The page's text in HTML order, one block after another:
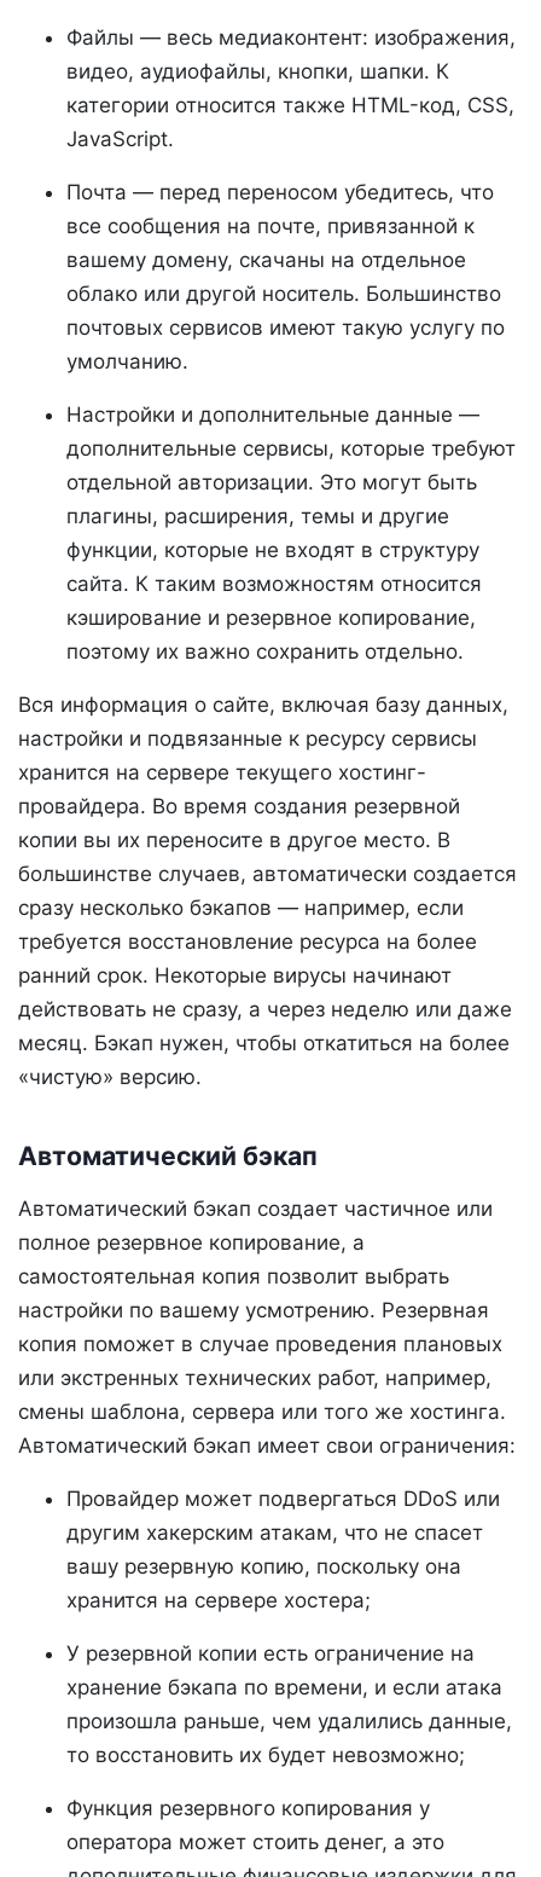
Файлы — весь медиаконтент: изображения,
видео, аудиофайлы, кнопки, шапки. К
категории относится также HTML-код, CSS,
JavaScript.
Почта — перед переносом убедитесь, что
все сообщения на почте, привязанной к
вашему домену, скачаны на отдельное
облако или другой носитель. Большинство
почтовых сервисов имеют такую услугу по
умолчанию.
Настройки и дополнительные данные —
дополнительные сервисы, которые требуют
отдельной авторизации. Это могут быть
плагины, расширения, темы и другие
функции, которые не входят в структуру
сайта. К таким возможностям относится
кэширование и резервное копирование,
поэтому их важно сохранить отдельно.
Вся информация о сайте, включая базу данных,
настройки и подвязанные к ресурсу сервисы
хранится на сервере текущего хостинг-
провайдера. Во время создания резервной
копии вы их переносите в другое место. В
большинстве случаев, автоматически создается
сразу несколько бэкапов — например, если
требуется восстановление ресурса на более
ранний срок. Некоторые вирусы начинают
действовать не сразу, а через неделю или даже
месяц. Бэкап нужен, чтобы откатиться на более
«чистую» версию.
Автоматический бэкап
Автоматический бэкап создает частичное или
полное резервное копирование, а
самостоятельная копия позволит выбрать
настройки по вашему усмотрению. Резервная
копия поможет в случае проведения плановых
или экстренных технических работ, например,
смены шаблона, сервера или того же хостинга.
Автоматический бэкап имеет свои ограничения:
Провайдер может подвергаться DDoS или
другим хакерским атакам, что не спасет
вашу резервную копию, поскольку она
хранится на сервере хостера;
У резервной копии есть ограничение на
хранение бэкапа по времени, и если атака
произошла раньше, чем удалились данные,
то восстановить их будет невозможно;
Функция резервного копирования у
оператора может стоить денег, а это